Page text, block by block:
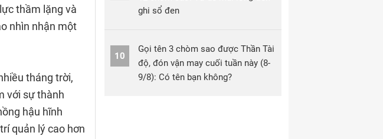
thầm lặng và
nhìn nhận một
tháng trời,
với sự thành
hậu hĩnh
quản lý cao hơn
ghi sổ đen
10
Gọi tên 3 chòm sao được Thần Tài
độ, đón vận may cuối tuần này (8-
9/8): Có tên bạn không?